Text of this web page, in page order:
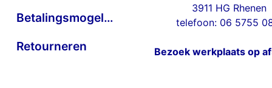
Betalingsmogelijkheden
Retourneren
3911 HG Rhenen
telefoon: 06 5755
Bezoek werkplaats op